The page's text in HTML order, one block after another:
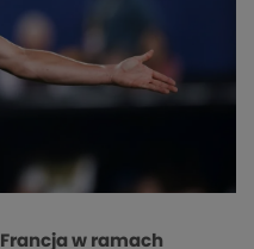
w ramach